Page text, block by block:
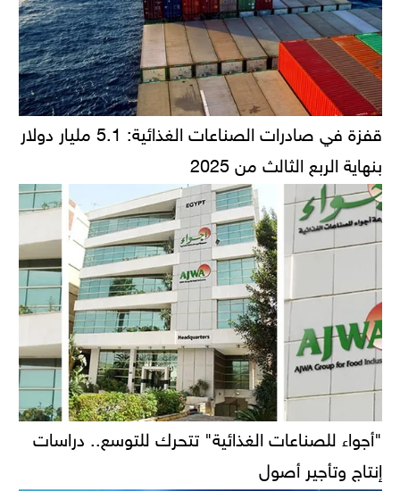
قفزة في صادرات الصناعات الغذائية: 5.1 مليار دولار
بنهاية الربع الثالث من 2025
"أجواء للصناعات الغذائية" تتحرك للتوسع.. دراسات
إنتاج وتأجير أصول